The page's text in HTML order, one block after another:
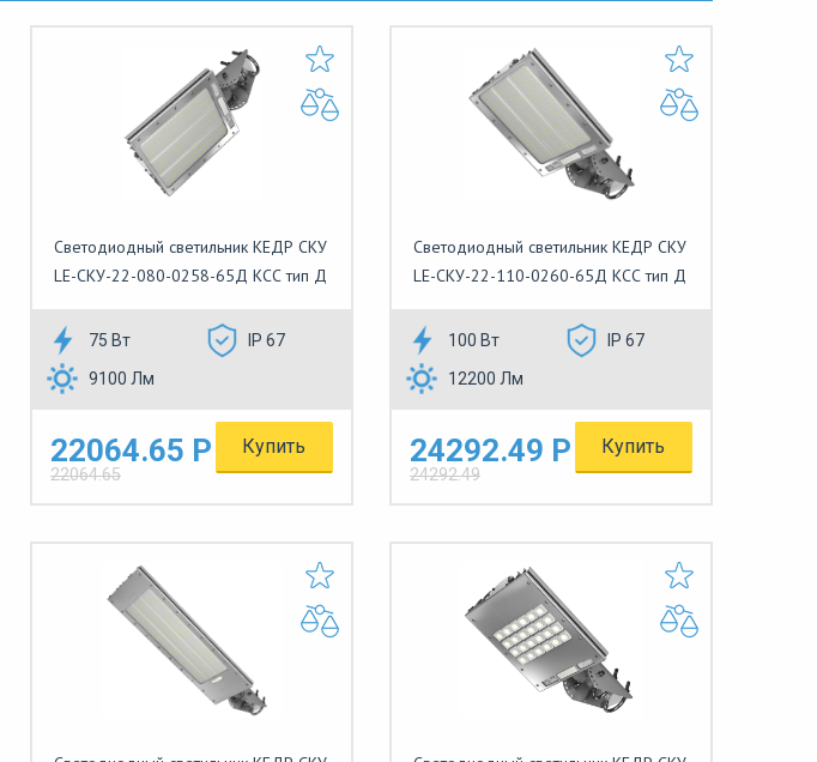
Светодиодный светильник КЕДР СКУ
LE-СКУ-22-080-0258-65Д КСС тип Д
75 Вт
IP 67
9100 Лм
22064.65 Р
22064.65
Купить
Светодиодный светильник КЕДР СКУ
LE-СКУ-22-110-0260-65Д КСС тип Д
100 Вт
IP 67
12200 Лм
24292.49 Р
24292.49
Купить